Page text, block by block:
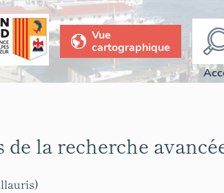
Vue
cartographique
de la recherche